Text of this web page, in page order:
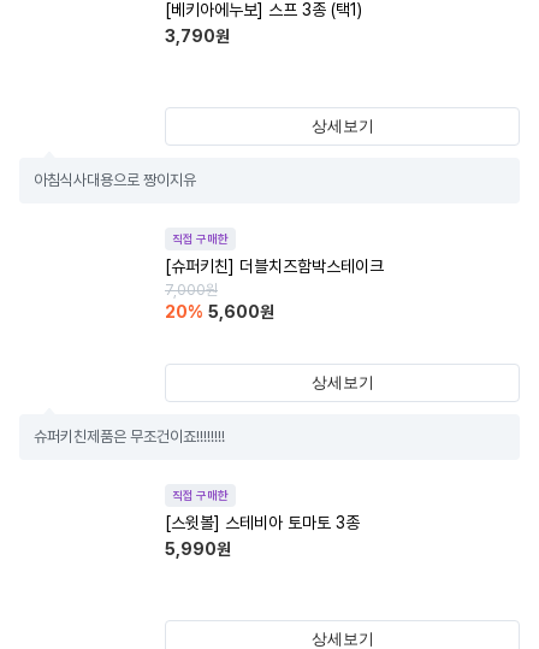
[베키아에누보] 스프 3종 (택1)
3,790원
상세보기
아침식사대용으로 짱이지유
직접 구매한
[슈퍼키친] 더블치즈함박스테이크
7,000원
20% 5,600원
상세보기
슈퍼키친제품은 무조건이죠!!!!!!!!
직접 구매한
[스윗볼] 스테비아 토마토 3종
5,990원
상세보기